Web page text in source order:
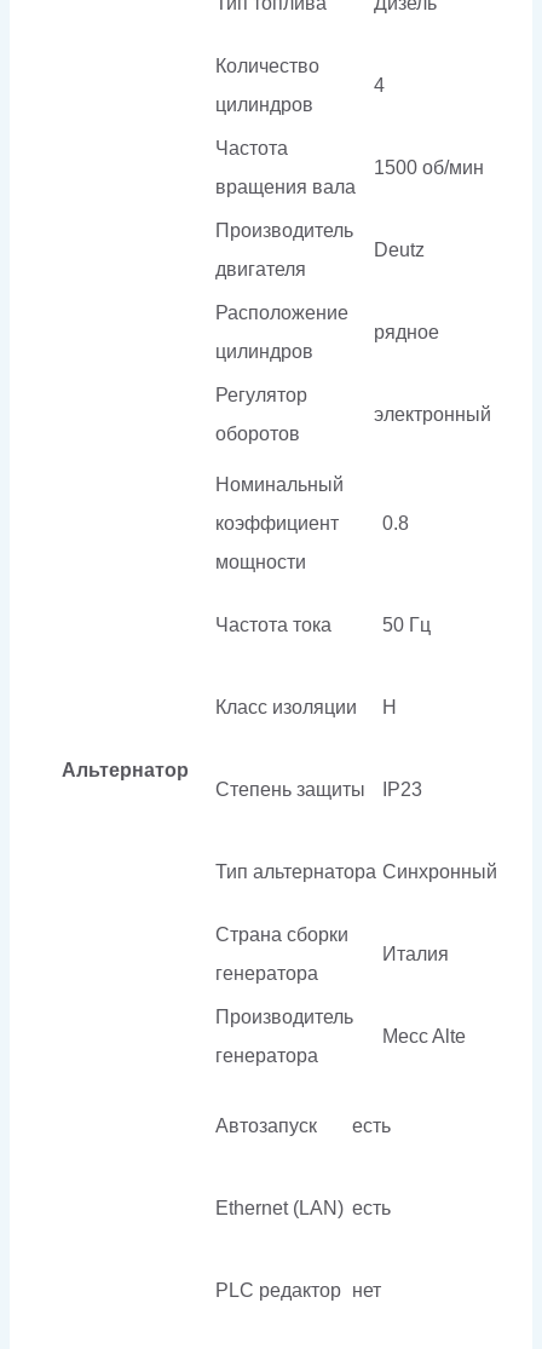
Количество
цилиндров
4
Частота
вращения вала
1500 об/мин
Производитель
двигателя
Deutz
Расположение
цилиндров
рядное
Регулятор
оборотов
электронный
Альтернатор
Номинальный
коэффициент
мощности
0.8
Частота тока 50 Гц
Класс изоляции H
Степень защиты IP23
Тип альтернатора Синхронный
Страна сборки
генератора
Италия
Производитель
генератора
Mecc Alte
Автозапуск есть
Ethernet (LAN) есть
PLC редактор нет